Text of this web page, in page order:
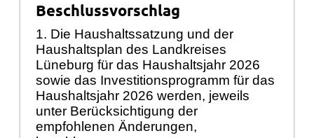
Beschlussvorschlag
1. Die Haushaltssatzung und der
Haushaltsplan des Landkreises
Lüneburg für das Haushaltsjahr 2026
sowie das Investitionsprogramm für das
Haushaltsjahr 2026 werden, jeweils
unter Berücksichtigung der
empfohlenen Änderungen,